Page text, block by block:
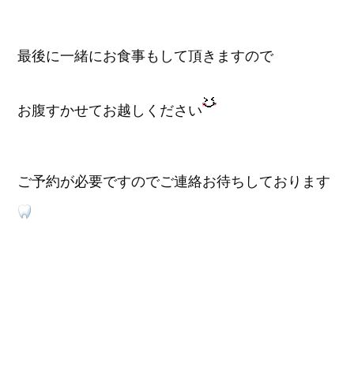
最後に一緒にお食事もして頂きますので
お腹すかせてお越しください
ご予約が必要ですのでご連絡お待ちしております